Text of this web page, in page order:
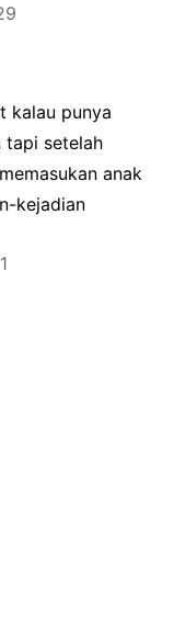
kalau punya
tapi setelah
anak
kejadian